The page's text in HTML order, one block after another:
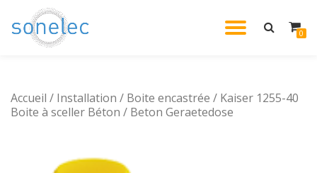
Aller
0
Accueil / Installation / Boite encastrée / Kaiser 1255-40
Boite à sceller Béton / Beton Geraetedose